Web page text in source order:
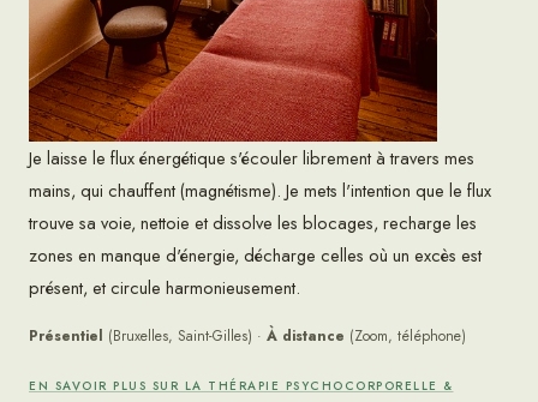
Je laisse le flux énergétique s'écouler librement à travers mes
mains, qui chauffent (magnétisme). Je mets l'intention que le flux
trouve sa voie, nettoie et dissolve les blocages, recharge les
zones en manque d'énergie, décharge celles où un excès est
présent, et circule harmonieusement.
Présentiel (Bruxelles, Saint-Gilles) · À distance (Zoom, téléphone)
EN SAVOIR PLUS SUR LA THÉRAPIE PSYCHOCORPORELLE &